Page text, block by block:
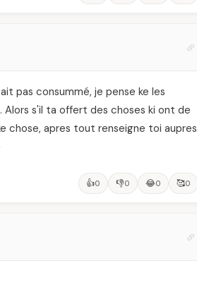
pas consummé, je pense ke les
Alors s'il ta offert des choses ki ont de
chose, apres tout renseigne toi aupres
👍0 👎0 😂0 🥰0